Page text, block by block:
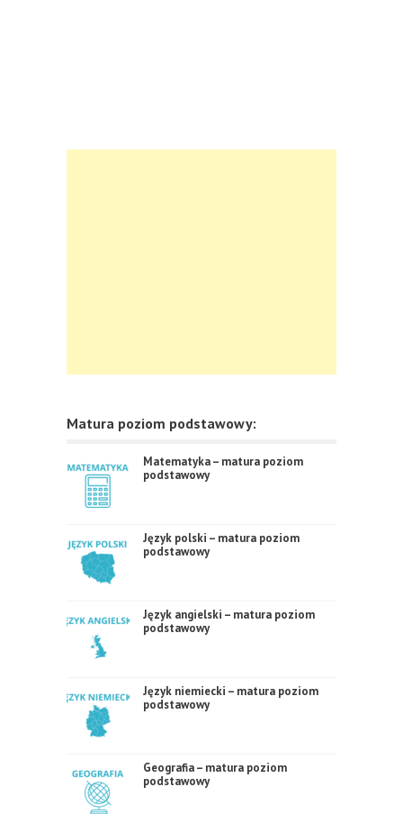
Matura poziom podstawowy:
Matematyka – matura poziom
podstawowy
Język polski – matura poziom
podstawowy
Język angielski – matura poziom
podstawowy
Język niemiecki – matura poziom
podstawowy
Geografia – matura poziom
podstawowy